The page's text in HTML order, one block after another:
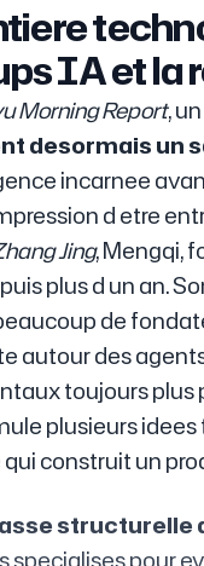
IA et la
Morning Report,
desormais un
incarnee
d etre
Jing, Mengqi,
plus d un an.
de
autour des
toujours plus
plusieurs
construit un
structurelle